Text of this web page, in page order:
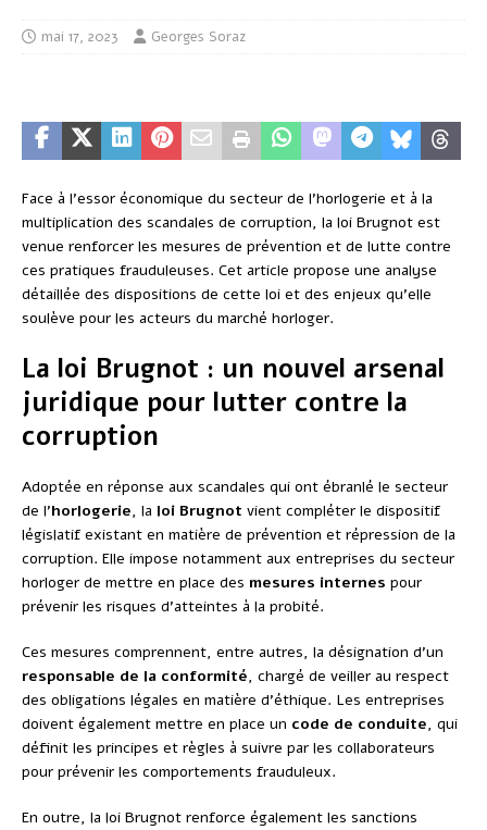
mai 17, 2023 Georges Soraz
Face à l’essor économique du secteur de l’horlogerie et à la
multiplication des scandales de corruption, la loi Brugnot est
venue renforcer les mesures de prévention et de lutte contre
ces pratiques frauduleuses. Cet article propose une analyse
détaillée des dispositions de cette loi et des enjeux qu’elle
soulève pour les acteurs du marché horloger.
La loi Brugnot : un nouvel arsenal
juridique pour lutter contre la
corruption
Adoptée en réponse aux scandales qui ont ébranlé le secteur
de l’horlogerie, la loi Brugnot vient compléter le dispositif
législatif existant en matière de prévention et répression de la
corruption. Elle impose notamment aux entreprises du secteur
horloger de mettre en place des mesures internes pour
prévenir les risques d’atteintes à la probité.
Ces mesures comprennent, entre autres, la désignation d’un
responsable de la conformité, chargé de veiller au respect
des obligations légales en matière d’éthique. Les entreprises
doivent également mettre en place un code de conduite, qui
définit les principes et règles à suivre par les collaborateurs
pour prévenir les comportements frauduleux.
En outre, la loi Brugnot renforce également les sanctions